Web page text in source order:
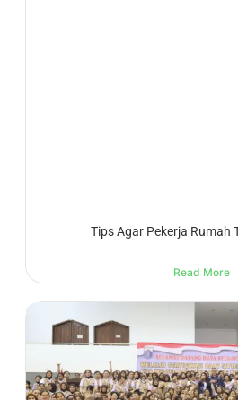
Tips Agar Pekerja Rumah
Read More